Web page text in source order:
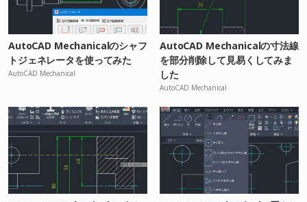
AutoCAD Mechanicalのシャフ
トジェネレータを使ってみた
AutoCAD Mechanical
AutoCAD Mechanicalの寸法線
を部分削除して見易くしてみま
した
AutoCAD Mechanical